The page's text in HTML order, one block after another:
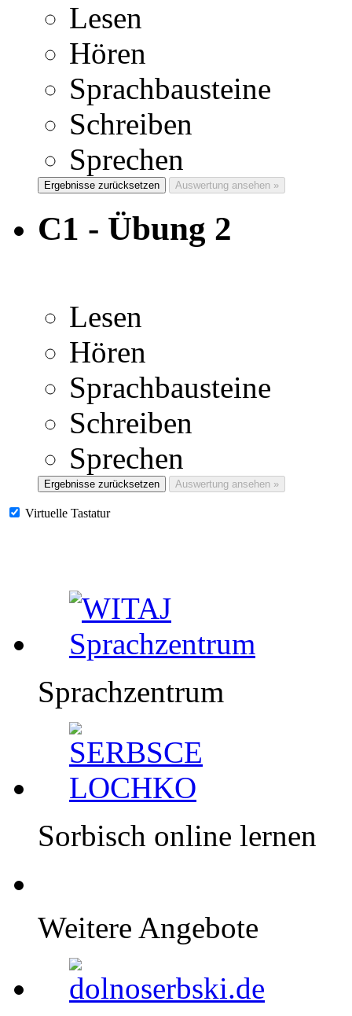
Lesen
Hören
Sprachbausteine
Schreiben
Sprechen
Ergebnisse zurücksetzen Auswertung ansehen »
C1 - Übung 2
Lesen
Hören
Sprachbausteine
Schreiben
Sprechen
Ergebnisse zurücksetzen Auswertung ansehen »
Virtuelle Tastatur
Sprachzentrum
Sorbisch online lernen
Weitere Angebote